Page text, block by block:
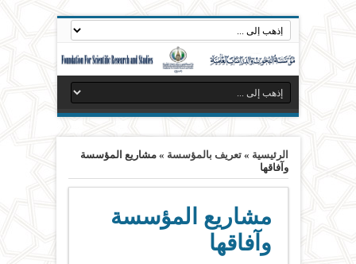
الرئيسية »تعريف بالمؤسسة »مشاريع المؤسسة
وآفاقها
مشاريع المؤسسة
وآفاقها